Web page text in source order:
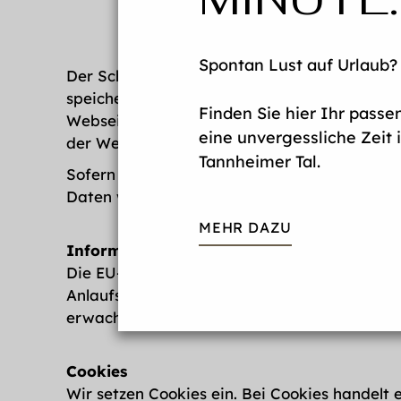
Spontan Lust auf Urlaub?
Finden Sie hier Ihr
eine unvergessliche Zeit
Tannheimer Tal.
MEHR DAZU
Der Schutz Ihrer Privatsphäre bei der
speichern unsere Webserver
Webseiten, die Sie bei uns besuchen sowie
der Webseiten und den sicheren
Sofern Sie uns Daten per Kontaktformular
Daten werden streng vertraulich
Informationen zur Online-Streitbeilegung
Die EU-Kommission stellt eine
Anlaufstelle zur außergerichtlichen
erwachsen, dienen. Die OS-Plattform ist
Cookies
Wir setzen Cookies ein. Bei Cookies